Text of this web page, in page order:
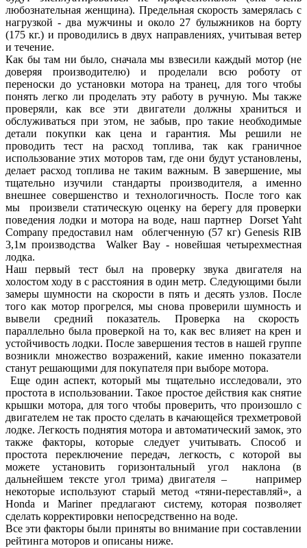
любознательная женщина). Предельная скорость замерялась с
нагрузкой - два мужчины и около 27 булыжников на борту
(175 кг.) и проводились в двух направлениях, учитывая ветер
и течение.
Как бы там ни было, сначала мы взвесили каждый мотор (не
доверяя производителю) и проделали всю роботу от
переноски до установки мотора на транец, для того чтобы
понять легко ли проделать эту работу в ручную. Мы также
проверяли, как все эти двигатели должны храниться и
обслуживаться при этом, не забыв, про такие необходимые
детали покупки как цена и гарантия. Мы решили не
проводить тест на расход топлива, так как граничное
использование этих моторов там, где они будут установлены,
делает расход топлива не таким важным. В завершение, мы
тщательно изучили стандарты производителя, а именно
внешнее совершенство и технологичность. После того как
мы произвели статическую оценку на берегу для проверки
поведения лодки и мотора на воде, наш партнер Dorset Yaht
Company предоставил нам облегченную (57 кг) Genesis RIB
3,1м производства Walker Bay - новейшая четырехместная
лодка.
Наш первый тест был на проверку звука двигателя на
холостом ходу в с расстояния в один метр. Следующими были
замеры шумности на скорости в пять и десять узлов. После
того как мотор прогрелся, мы снова проверили шумность и
вывели средний показатель. Проверка на скорость
параллельно была проверкой на то, как вес влияет на крен и
устойчивость лодки. После завершения тестов в нашей группе
возникли множество возражений, какие именно показатели
станут решающими для покупателя при выборе мотора.
Еще один аспект, который мы тщательно исследовали, это
простота в использовании. Такое простое действия как снятие
крышки мотора, для того чтобы проверить, что произошло с
двигателем не так просто сделать в качающейся трехметровой
лодке. Легкость поднятия мотора и автоматический замок, это
также факторы, которые следует учитывать. Способ и
простота переключение передач, легкость, с которой вы
можете установить горизонтальный угол наклона (в
дальнейшем тексте угол трима) двигателя – например
некоторые используют старый метод «тяни-переставляй», а
Honda и Mariner предлагают систему, которая позволяет
сделать корректировки непосредственно на воде.
Все эти факторы были приняты во внимание при составлении
рейтинга моторов и описаны ниже.